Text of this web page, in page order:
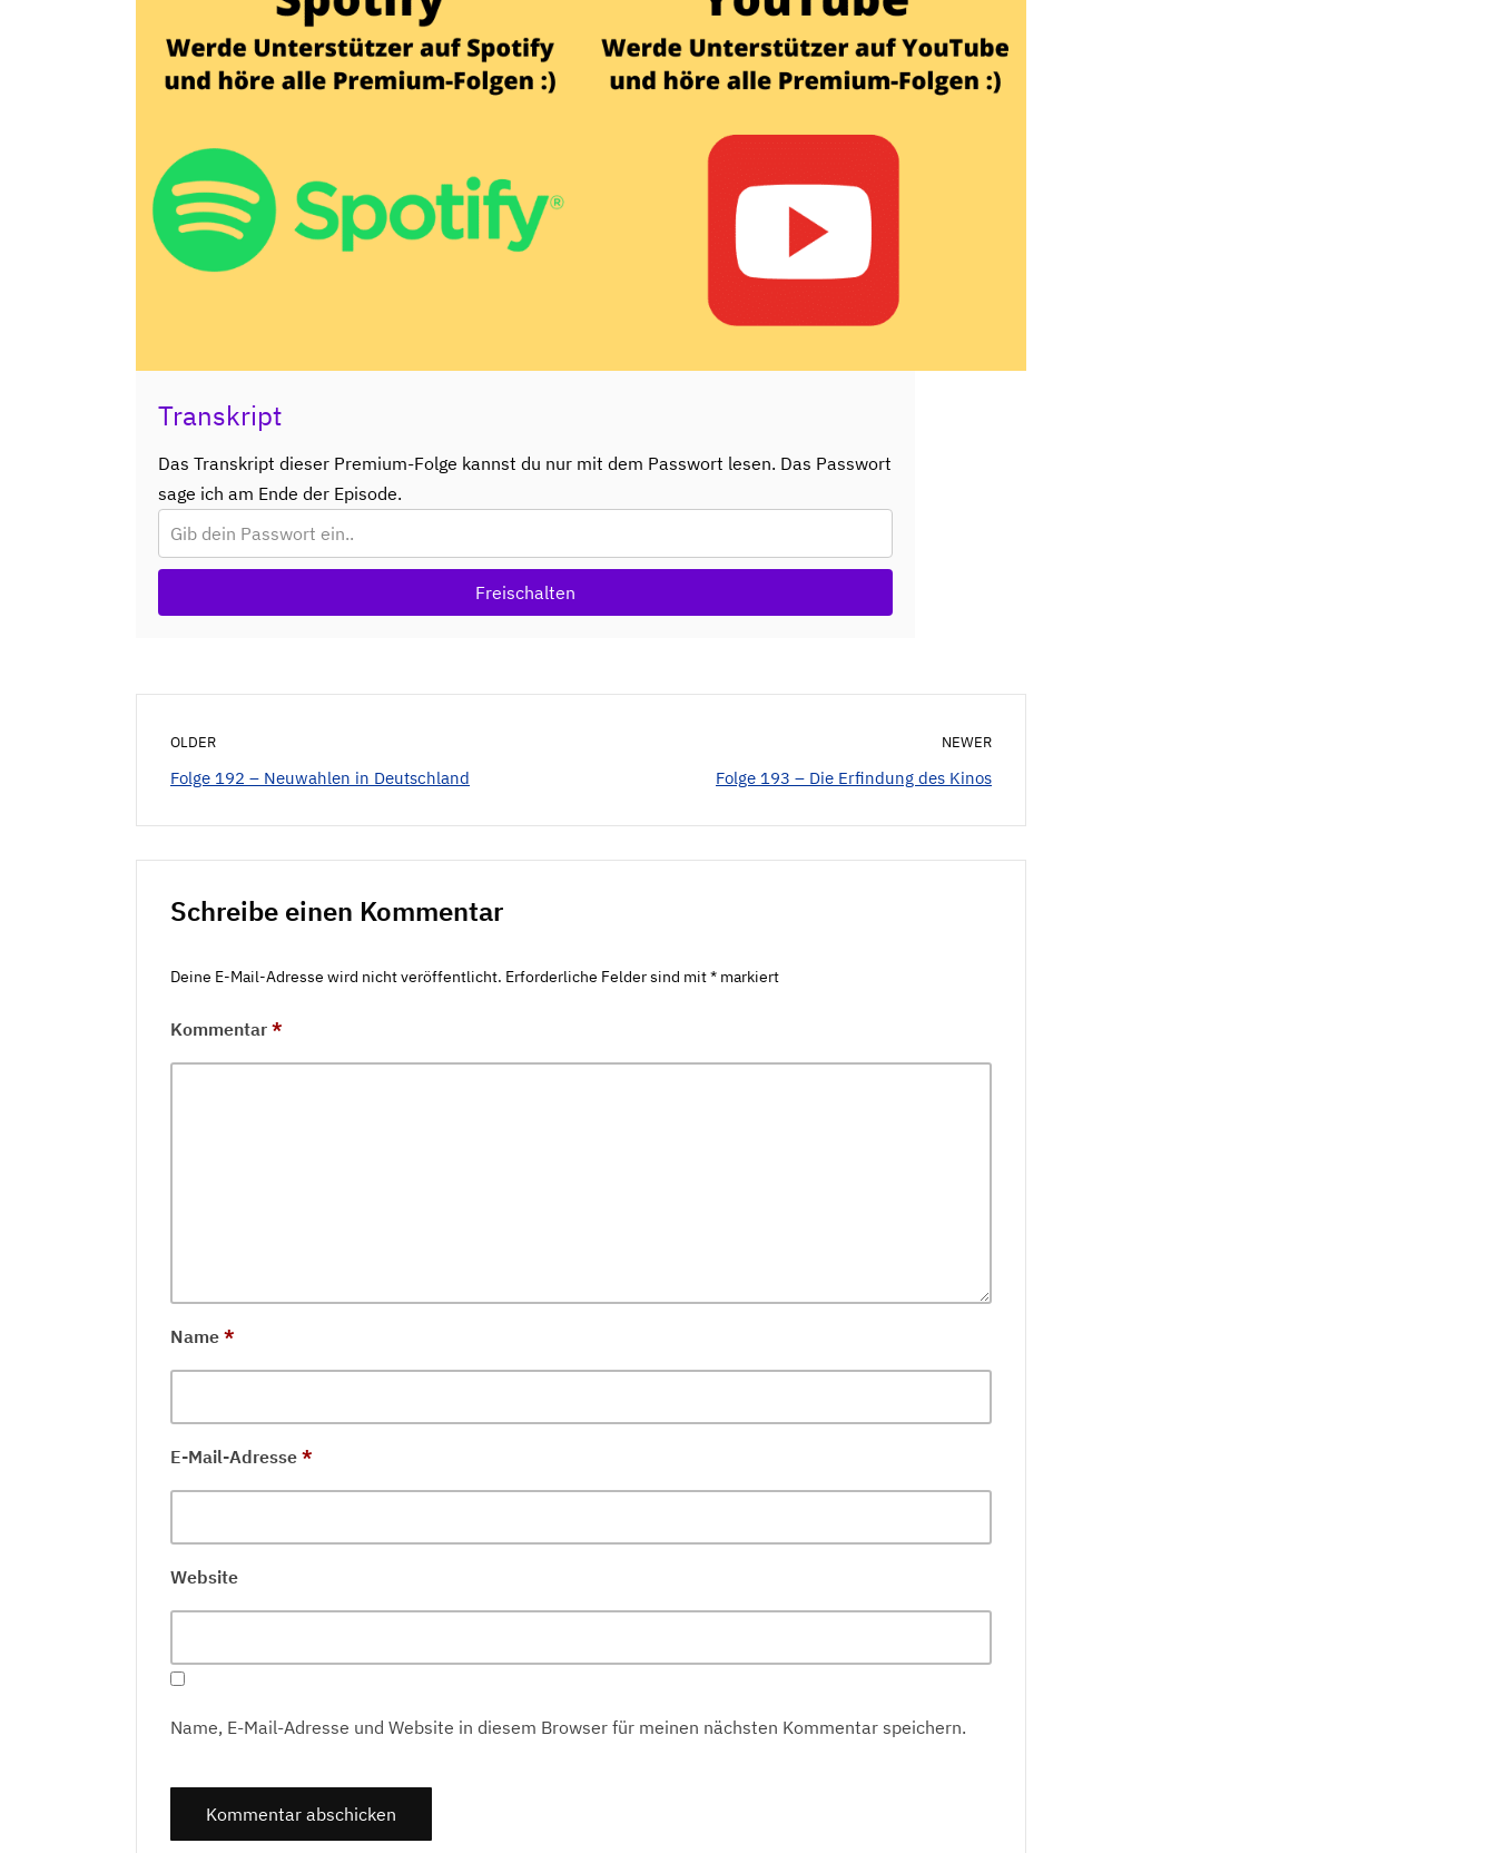
Transkript
Das Transkript dieser Premium-Folge kannst du nur mit dem Passwort lesen. Das Passwort
sage ich am Ende der Episode.
Freischalten
OLDER
Folge 192 – Neuwahlen in Deutschland
NEWER
Folge 193 – Die Erfindung des Kinos
Schreibe einen Kommentar
Deine E-Mail-Adresse wird nicht veröffentlicht. Erforderliche Felder sind mit* markiert
Kommentar *
Name *
E-Mail-Adresse *
Website
Name, E-Mail-Adresse und Website in diesem Browser für meinen nächsten Kommentar speichern.